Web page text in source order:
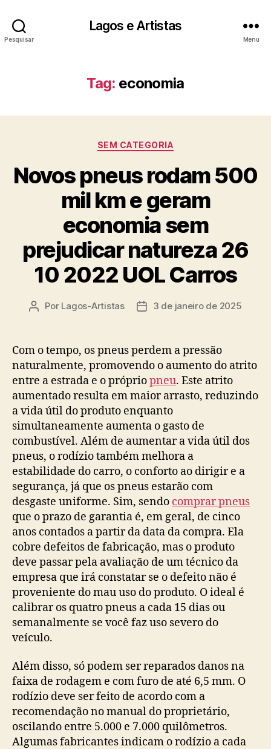
Pesquisar
Lagos e Artistas
Menu
Tag: economia
Categorias
SEM CATEGORIA
Novos pneus rodam 500
mil km e geram
economia sem
prejudicar natureza 26
10 2022 UOL Carros
Autor
Por Lagos-Artistas
Data3 de janeiro de 2025
Com o tempo, os pneus perdem a pressão
naturalmente, promovendo o aumento do atrito
entre a estrada e o própriopneu. Este atrito
aumentado resulta em maior arrasto, reduzindo
a vida útil do produto enquanto
simultaneamente aumenta o gasto de
combustível. Além de aumentar a vida útil dos
pneus, o rodízio também melhora a
estabilidade do carro, o conforto ao dirigir e a
segurança, já que os pneus estarão com
desgaste uniforme. Sim, sendo comprar pneus
que o prazo de garantia é, em geral, de cinco
anos contados a partir da data da compra. Ela
cobre defeitos de fabricação, mas o produto
deve passar pela avaliação de um técnico da
empresa que irá constatar se o defeito não é
proveniente do mau uso do produto. O ideal é
calibrar os quatro pneus a cada 15 dias ou
semanalmente se você faz uso severo do
veículo.
Além disso, só podem ser reparados danos na
faixa de rodagem e com furo de até 6,5 mm. O
rodízio deve ser feito de acordo com a
recomendação no manual do proprietário,
oscilando entre 5.000 e 7.000 quilômetros.
Algumas fabricantes indicam o rodízio a cada